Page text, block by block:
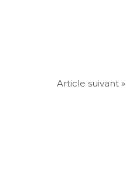
Article suivant »